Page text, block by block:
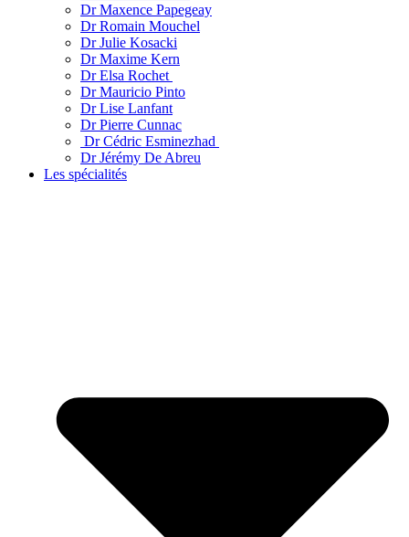
Dr Maxence Papegeay
Dr Romain Mouchel
Dr Julie Kosacki
Dr Maxime Kern
Dr Elsa Rochet
Dr Mauricio Pinto
Dr Lise Lanfant
Dr Pierre Cunnac
Dr Cédric Esminezhad
Dr Jérémy De Abreu
Les spécialités